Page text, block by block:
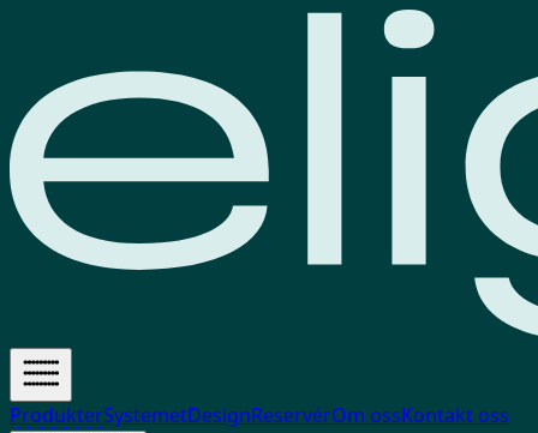
ProdukterSystemetDesignReservérOm ossKontakt oss